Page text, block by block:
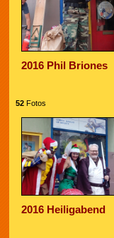
2016 Phil Briones
52Fotos
2016 Heiligabend